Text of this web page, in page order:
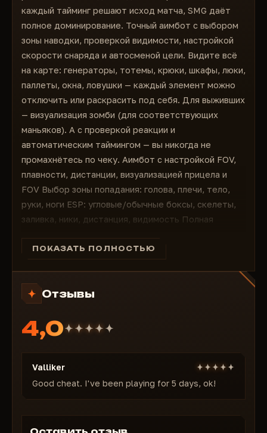
Ловушки, крюки, шкафчики, паллеты, окна
Зомби на карте (для соответствующих
маньяков)
Каждый элемент можно отключить или
раскрасить индивидуально
каждый тайминг решают исход матча, SMG даёт
полное доминирование. Точный аимбот с выбором
зоны наводки, проверкой видимости, настройкой
скорости снаряда и автосменой цели. Видите всё
на карте: генераторы, тотемы, крюки, шкафы, люки,
паллеты, окна, ловушки — каждый элемент можно
отключить или раскрасить под себя. Для выживших
— визуализация зомби (для соответствующих
маньяков). А с проверкой реакции и
автоматическим таймингом — вы никогда не
промахнётесь по чеку. Аимбот с настройкой FOV,
плавности, дистанции, визуализацией прицела и
FOV Выбор зоны попадания: голова, плечи, тело,
руки, ноги ESP: угловые/обычные боксы, скелеты,
заливка, ники, дистанция, видимость Полная
люки, паллеты Индивидуальные цвета и
нажатие — идеальные чеки Система конфигов:
роль Кастомизация шрифтов, бинды: меню, паника
— полный контроль в бою Вы не выживаете. Вы —
архитектор этого матча.
ПОКАЗАТЬ ПОЛНОСТЬЮ
Отзывы
4,0
Valliker
Good cheat. I've been playing for 5 days, ok!